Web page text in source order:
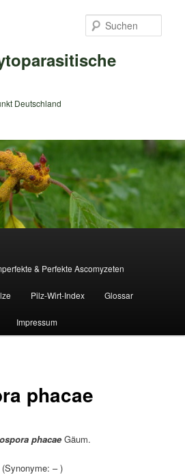
Deutschland
& Perfekte Ascomyzeten
Pilz-Wirt-Index Glossar
Impressum
phacae
phacaeGäum.
(Synonyme: – )